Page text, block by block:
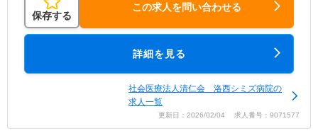
保存する
この求人を問い合わせる
詳細を見る
社会医療法人清仁会 洛西シミズ病院の
求人一覧
更新日：2026/02/04 求人番号：9071577